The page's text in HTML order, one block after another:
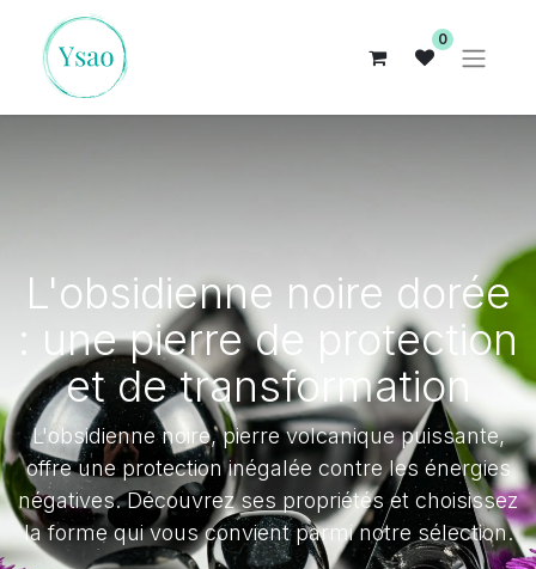
0
L'obsidienne noire dorée
: une pierre de protection
et de transformation
L'obsidienne noire, pierre volcanique puissante,
offre une protection inégalée contre les énergies
négatives. Découvrez ses propriétés et choisissez
la forme qui vous convient parmi notre sélection.